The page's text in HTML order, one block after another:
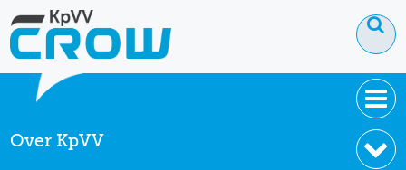
OVER KPVV
Over KpVV